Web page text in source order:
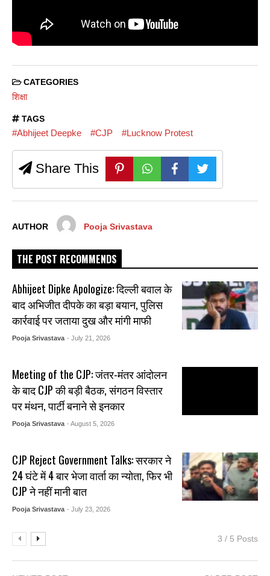
CATEGORIES
शिक्षा
TAGS
#Abhijeet Deepke #CJP #Lucknow Protest
Share This
AUTHOR Pooja Srivastava
THE POST RECOMMENDS
Abhijeet Dipke Apologize: दिल्ली बवाल के
बाद अभिजीत दीपके का बड़ा बयान, पुलिस
कार्रवाई पर जताया दुख और मांगी माफी
Pooja Srivastava - July 21, 2026
Meeting of the CJP: जंतर-मंतर आंदोलन
के बाद CJP की बड़ी बैठक, संगठन विस्तार
पर मंथन, पार्टी बनाने से इनकार
Pooja Srivastava - August 5, 2026
CJP Reject Government Talks: सरकार ने
24 घंटे में 4 बार भेजा वार्ता का न्योता, फिर भी
CJP ने नहीं मानी बात
Pooja Srivastava - July 23, 2026
3 / 5 Posts